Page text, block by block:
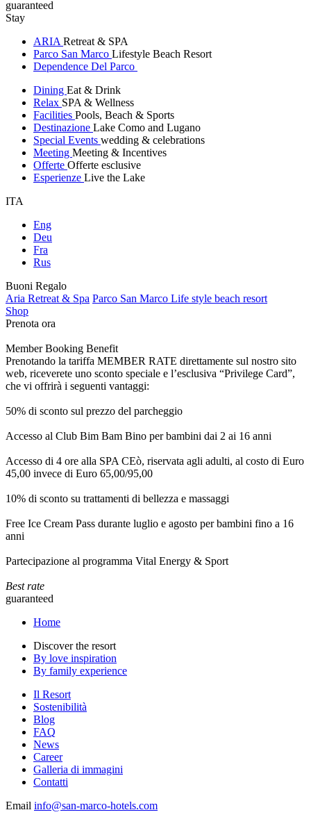
guaranteed
Stay
ARIA Retreat & SPA
Parco San Marco Lifestyle Beach Resort
Dependence Del Parco
Dining Eat & Drink
Relax SPA & Wellness
Facilities Pools, Beach & Sports
Destinazione Lake Como and Lugano
Special Events wedding & celebrations
Meeting Meeting & Incentives
Offerte Offerte esclusive
Esperienze Live the Lake
ITA
Eng
Deu
Fra
Rus
Buoni Regalo
Aria Retreat & Spa Parco San Marco Life style beach resort
Shop
Prenota ora
Member Booking Benefit
Prenotando la tariffa MEMBER RATE direttamente sul nostro sito
web, riceverete uno sconto speciale e l’esclusiva “Privilege Card”,
che vi offrirà i seguenti vantaggi:
50% di sconto sul prezzo del parcheggio
Accesso al Club Bim Bam Bino per bambini dai 2 ai 16 anni
Accesso di 4 ore alla SPA CEò, riservata agli adulti, al costo di Euro
45,00 invece di Euro 65,00/95,00
10% di sconto su trattamenti di bellezza e massaggi
Free Ice Cream Pass durante luglio e agosto per bambini fino a 16
anni
Partecipazione al programma Vital Energy & Sport
Best rate
guaranteed
Home
Discover the resort
By love inspiration
By family experience
Il Resort
Sostenibilità
Blog
FAQ
News
Career
Galleria di immagini
Contatti
Email info@san-marco-hotels.com